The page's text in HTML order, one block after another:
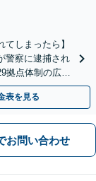
しまったら】
警察に逮捕され
拠点体制の広域
表を見る
お問い合わせ